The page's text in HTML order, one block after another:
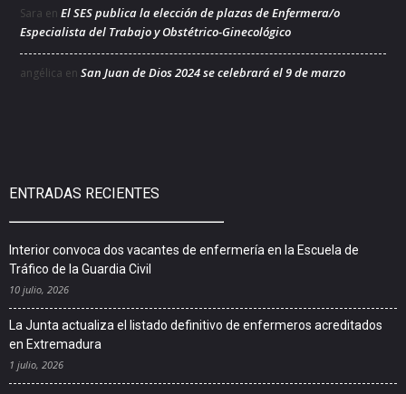
Sara en El SES publica la elección de plazas de Enfermera/o
Especialista del Trabajo y Obstétrico-Ginecológico
angélica en San Juan de Dios 2024 se celebrará el 9 de marzo
ENTRADAS RECIENTES
Interior convoca dos vacantes de enfermería en la Escuela de
Tráfico de la Guardia Civil
10 julio, 2026
La Junta actualiza el listado definitivo de enfermeros acreditados
en Extremadura
1 julio, 2026